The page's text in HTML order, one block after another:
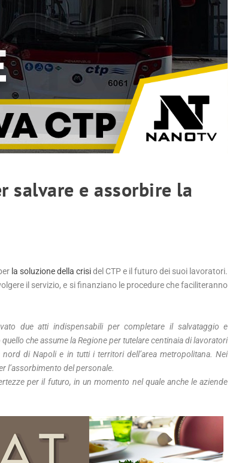
salvare e assorbire la
la soluzione della crisidel CTP e il futuro dei suoi lavoratori.
il servizio, e si finanziano le procedure che faciliteranno
due atti indispensabili per completare il salvataggio e
che assume la Regione per tutelare centinaia di lavoratori
di Napoli e in tutti i territori dell’area metropolitana. Nei
l’assorbimento del personale.
per il futuro, in un momento nel quale anche le aziende